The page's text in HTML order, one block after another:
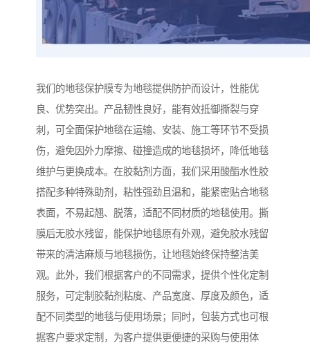
我们的地毯保护膜专为地毯提供防护而设计，性能优
良、优势突出。产品韧性良好，能有效抵御撕裂与穿
刺，可全面保护地毯在运输、安装、施工等环节不受损
伤，避免因外力摩擦、碰撞造成的地毯损坏，降低地毯
维护与更换成本。在胶黏剂方面，我们采用酸酯水性胶
搭配多种特殊助剂，粘性强劲且温和，能紧密贴合地毯
表面，不易起翘、脱落，适配不同材质的地毯使用。撕
膜后无胶水残留，能保护地毯原有外观，避免胶水残留
带来的清洁麻烦与地毯损伤，让地毯始终保持整洁美
观。此外，我们根据客户的不同需求，提供个性化定制
服务，可定制胶黏剂粘度、产品宽度、厚度及颜色，适
配不同类型的地毯与使用场景；同时，包装方式也可根
据客户要求定制，为客户提供更便捷的采购与使用体